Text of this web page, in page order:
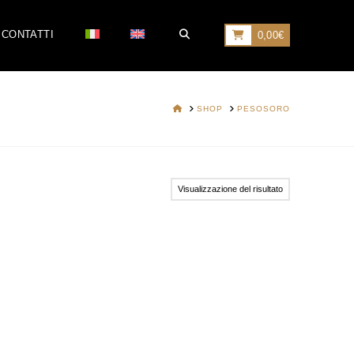
CONTATTI 0,00€
HOMESHOP PESOSORO
Visualizzazione del risultato